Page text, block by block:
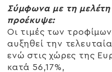
Σύμφωνα με τη
προέκυψε:
Οι τιμές των
αυξηθεί την
ενώ στις χώρες της
κατά 56,17%,